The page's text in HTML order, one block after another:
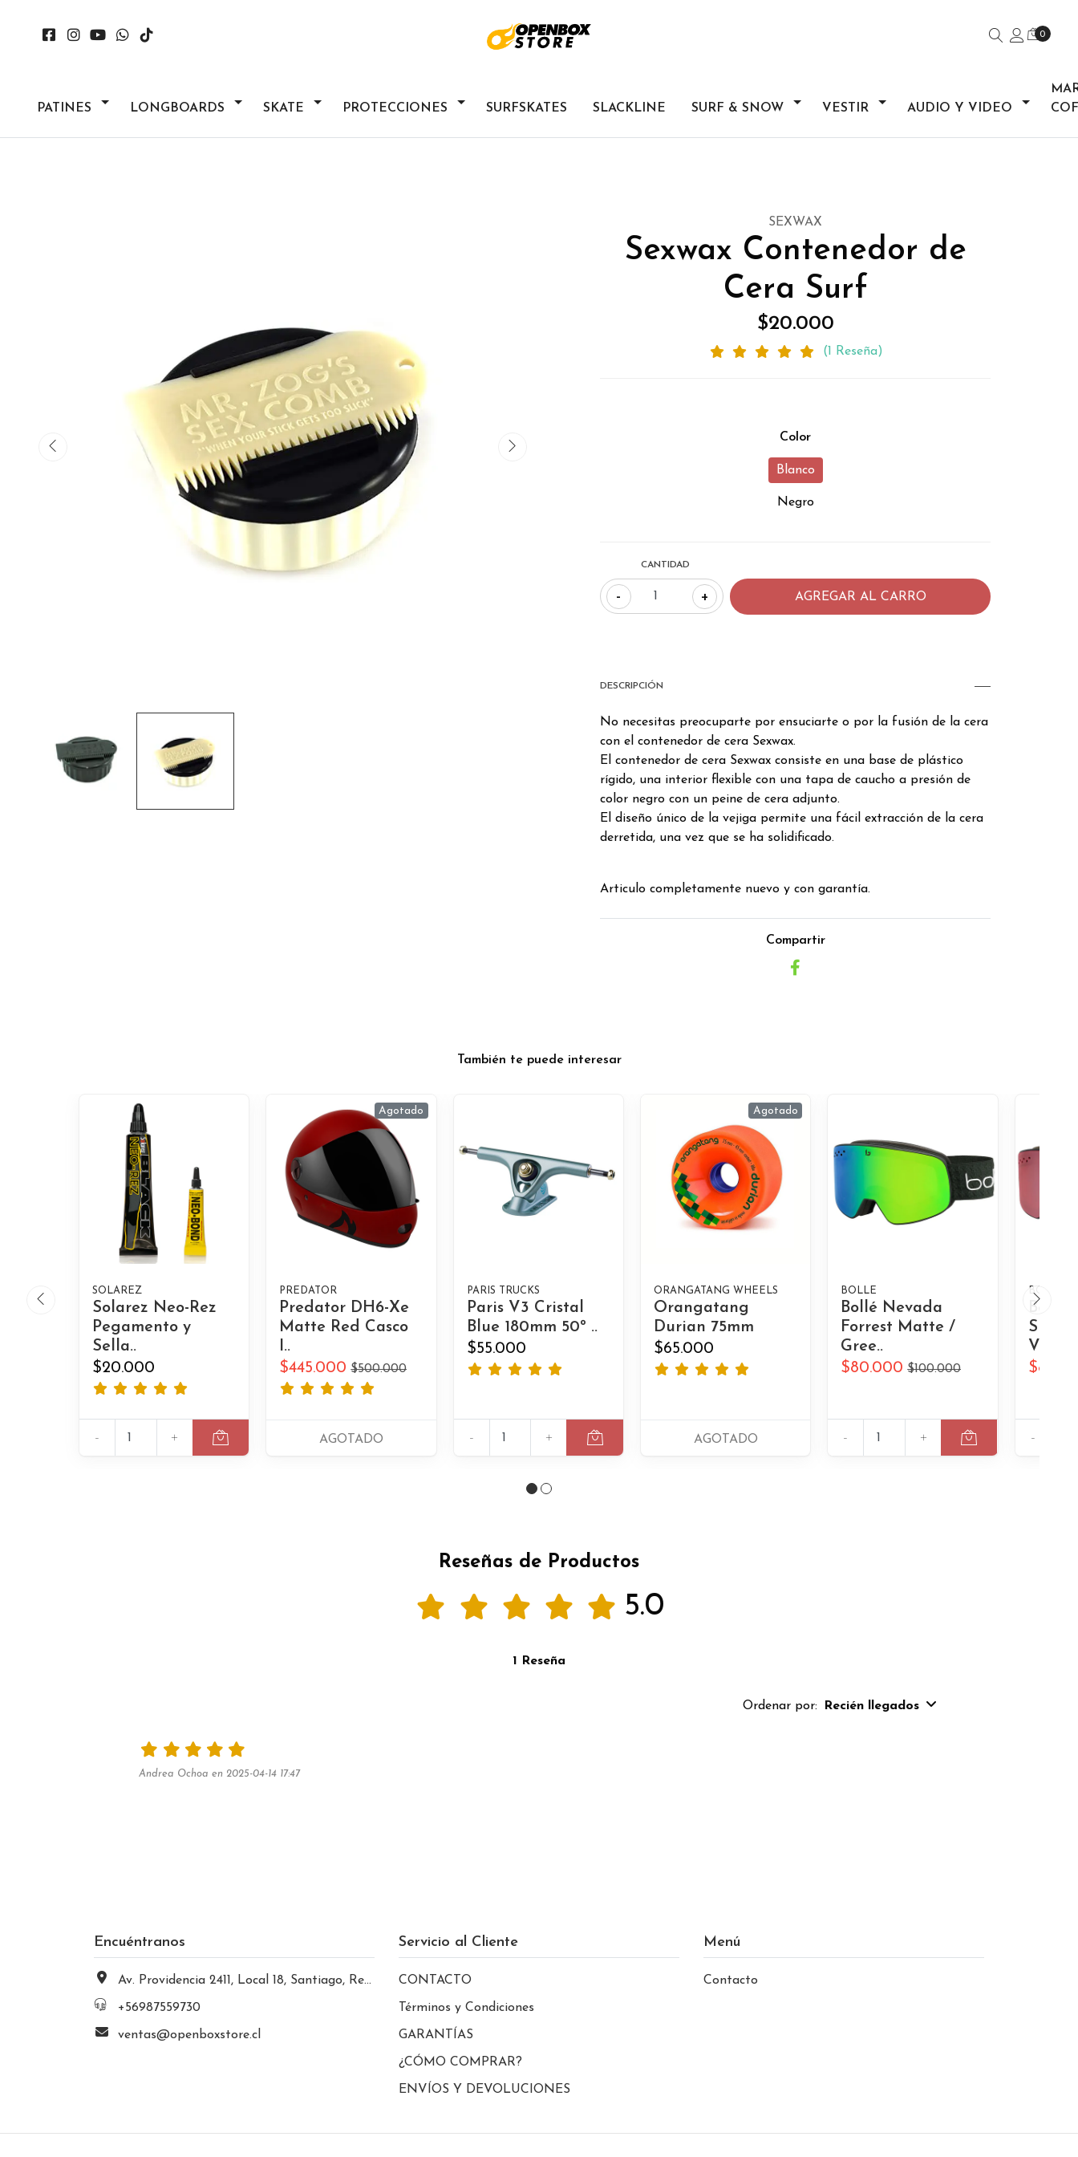
0
PATINES LONGBOARDS SKATE PROTECCIONES SURFSKATES SLACKLINE SURF & SNOW VESTIR AUDIO Y VIDEO
SEXWAX
Sexwax Contenedor de
Cera Surf
$20.000
(1 Reseña)
Color
Blanco
Negro
CANTIDAD
- +
DESCRIPCIÓN
No necesitas preocuparte por ensuciarte o por la fusión de la cera
con el contenedor de cera Sexwax.
El contenedor de cera Sexwax consiste en una base de plástico
rígido, una interior flexible con una tapa de caucho a presión de
color negro con un peine de cera adjunto.
El diseño único de la vejiga permite una fácil extracción de la cera
derretida, una vez que se ha solidificado.
Articulo completamente nuevo y con garantía.
Compartir
También te puede interesar
SOLAREZ
Solarez Neo-Rez
Pegamento y
Sella..
$20.000
- +
Agotado
PREDATOR
Predator DH6-Xe
Matte Red Casco
I..
$445.000 $500.000
AGOTADO
PARIS TRUCKS
Paris V3 Cristal
Blue 180mm 50º ..
$55.000
- +
Agotado
ORANGATANG WHEELS
Orangatang
Durian 75mm
$65.000
AGOTADO
BOLLE
Bollé Nevada
Forrest Matte /
Gree..
$80.000 $100.000
- +
BOLLE
Bollé
Small
Ve..
-
Reseñas de Productos
5.0
1 Reseña
Ordenar por: Recién llegados
Andrea Ochoa en 2025-04-14 17:47
Encuéntranos
Av. Providencia 2411, Local 18, Santiago, Región Metropolitana, Chile
+56987559730
ventas@openboxstore.cl
Servicio al Cliente
CONTACTO
Términos y Condiciones
GARANTÍAS
¿CÓMO COMPRAR?
ENVÍOS Y DEVOLUCIONES
Menú
Contacto